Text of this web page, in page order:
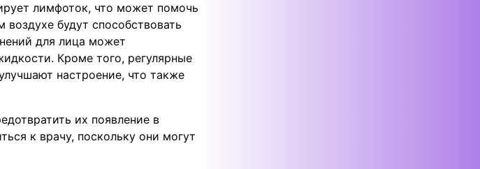
лимфоток, что может помочь
будут способствовать
для лица может
Кроме того, регулярные
настроение, что также
их появление в
к врачу, поскольку они могут